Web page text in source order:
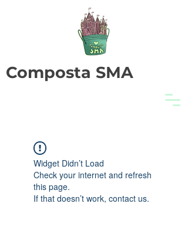
Composta SMA
Widget Didn’t Load
Check your internet and refresh
this page.
If that doesn’t work, contact us.